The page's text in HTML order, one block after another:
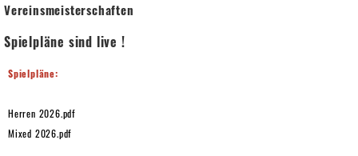
Vereinsmeisterschaften
Spielpläne sind live !
Spielpläne:
Herren 2026.pdf
Mixed 2026.pdf